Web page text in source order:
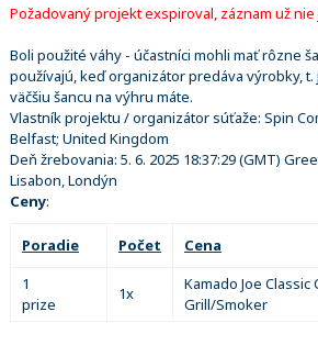
Požadovaný projekt exspiroval, záznam už
Boli použité váhy - účastníci mohli mať rôzne
používajú, keď organizátor predáva výrobky,
väčšiu šancu na výhru máte.
Vlastník projektu / organizátor súťaže: Spin
Belfast; United Kingdom
Deň žrebovania: 5. 6. 2025 18:37:29(GMT)
Lisabon, Londýn
Ceny:
Poradie Počet
Cena
1
prize
1x
Kamado Joe Classic
Grill/Smoker